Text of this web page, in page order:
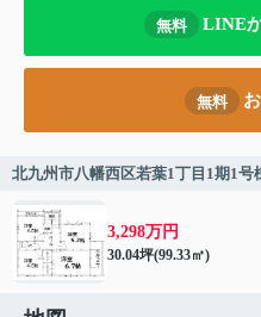
無料 LINE
無料
北九州市八幡西区若葉1丁目1期1号
3,298万円
30.04坪(99.33㎡)